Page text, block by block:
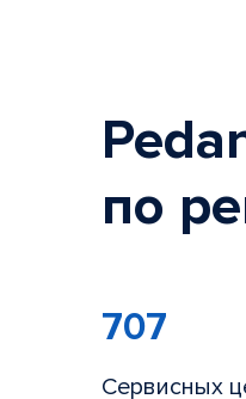
по
707
Сервисных